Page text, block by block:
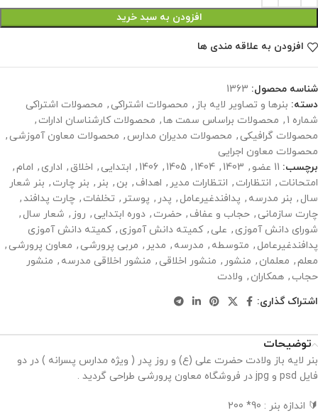
افزودن به سبد خرید
افزودن به علاقه مندی ها
شناسه محصول: 1363
دسته: بنرها و تصاویر لایه باز , محصولات اشتراکی , محصولات اشتراکی
شماره 1
, محصولات براساس سمت ها, محصولات کارشناسان ادارات ,
محصولات گرافیکی , محصولات مدیران مدارس , محصولات معاون آموزشی ,
محصولات معاون اجرایی
برچسب: 11 عضو ,
1403
,
1404
,
1405
,
1406
, ابتدایی , اخلاق, اداری , امام,
امتحانات , انتظارات , انتظارات مدیر , اهداف , بن , بنر , بنر چارت , بنر شعار
سال , بنر مدرسه , پدافندغیرعامل , پدر , پوستر , تخلفات , چارت پدافند,
چارت سازمانی , حجاب و عفاف , حضرت , دوره ابتدایی , روز , شعار سال ,
شورای دانش آموزی , علی , کمیته دانش آموزی , کمیته دانش آموزی
پدافندغیرعامل , متوسطه , مدرسه , مدیر , مربی پرورشی , معاون پرورشی ,
معلم, معلمان , منشور , منشور اخلاقی , منشور اخلاقی مدرسه , منشور
حجاب , همکاران , ولادت
اشتراک گذاری:
توضیحات
بنر لایه باز ولادت حضرت علی (ع) و روز پدر ( ویژه مدارس پسرانه ) در دو
فایل psd و jpg در فروشگاه معاون پرورشی طراحی گردید .
🔰 اندازه بنر : 90* 200